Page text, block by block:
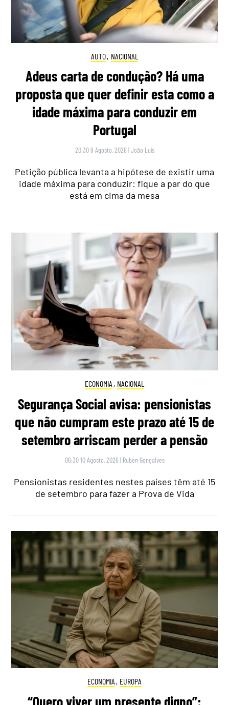
AUTO, NACIONAL
Adeus carta de condução? Há uma
proposta que quer definir esta como a
idade máxima para conduzir em
Portugal
20:30 9 Agosto, 2026 |João Luís
Petição pública levanta a hipótese de existir uma
idade máxima para conduzir: fique a par do que
está em cima da mesa
ECONOMIA , NACIONAL
Segurança Social avisa: pensionistas
que não cumpram este prazo até 15 de
setembro arriscam perder a pensão
06:30 10 Agosto, 2026 | Rubén Gonçalves
Pensionistas residentes nestes países têm até 15
de setembro para fazer a Prova de Vida
ECONOMIA , EUROPA
“Quero viver um presente digno”: